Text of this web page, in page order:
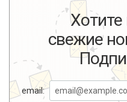
Хотите
свежие
email: